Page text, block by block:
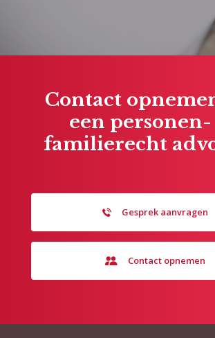
Contact
een personen-
familierecht
Gesprek aanvragen
Contact opnemen